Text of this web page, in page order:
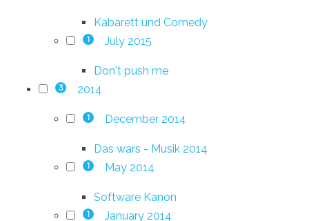
Kabarett und Comedy
1 July 2015
Don't push me
3 2014
1 December 2014
Das wars - Musik 2014
1 May 2014
Software Kanon
1 January 2014